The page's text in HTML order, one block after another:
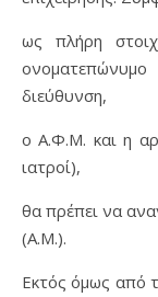
ως πλήρη
διεύθυνση,
ο Α.Φ.Μ. και η
ιατροί),
θα πρέπει να
(Α.Μ.).
Εκτός όμως από